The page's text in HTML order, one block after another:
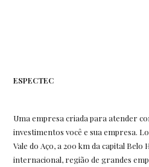
ESPECTEC
Uma empresa criada para atender
investimentos você e sua empresa.
Vale do Aço, a 200 km da capital
internacional, região de grandes